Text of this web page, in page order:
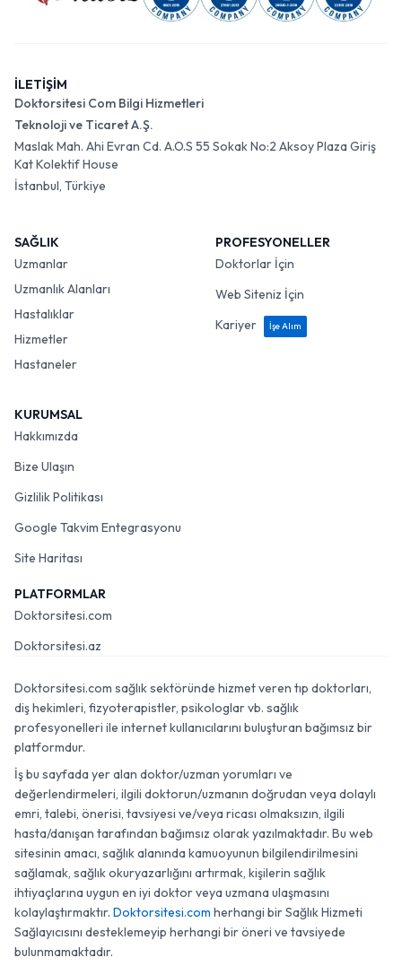
İLETİŞİM
Doktorsitesi Com Bilgi Hizmetleri
Teknoloji ve Ticaret A.Ş.
Maslak Mah. Ahi Evran Cd. A.O.S 55 Sokak No:2 Aksoy Plaza Giriş
Kat Kolektif House
İstanbul, Türkiye
SAĞLIK
Uzmanlar
Uzmanlık Alanları
Hastalıklar
Hizmetler
Hastaneler
PROFESYONELLER
Doktorlar İçin
Web Siteniz İçin
Kariyer
İşe Alım
KURUMSAL
Hakkımızda
Bize Ulaşın
Gizlilik Politikası
Google Takvim Entegrasyonu
Site Haritası
PLATFORMLAR
Doktorsitesi.com
Doktorsitesi.az
Doktorsitesi.com sağlık sektöründe hizmet veren tıp doktorları,
diş hekimleri, fizyoterapistler, psikologlar vb. sağlık
profesyonelleri ile internet kullanıcılarını buluşturan bağımsız bir
platformdur.
İş bu sayfada yer alan doktor/uzman yorumları ve
değerlendirmeleri, ilgili doktorun/uzmanın doğrudan veya dolaylı
emri, talebi, önerisi, tavsiyesi ve/veya ricası olmaksızın, ilgili
hasta/danışan tarafından bağımsız olarak yazılmaktadır. Bu web
sitesinin amacı, sağlık alanında kamuoyunun bilgilendirilmesini
sağlamak, sağlık okuryazarlığını artırmak, kişilerin sağlık
ihtiyaçlarına uygun en iyi doktor veya uzmana ulaşmasını
kolaylaştırmaktır. Doktorsitesi.com herhangi bir Sağlık Hizmeti
Sağlayıcısını desteklemeyip herhangi bir öneri ve tavsiyede
bulunmamaktadır.